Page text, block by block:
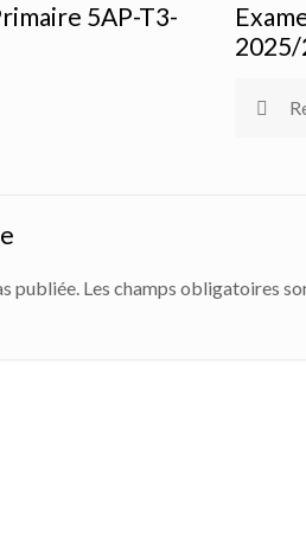
5AP-T3-
publiée. Les champs obligatoires